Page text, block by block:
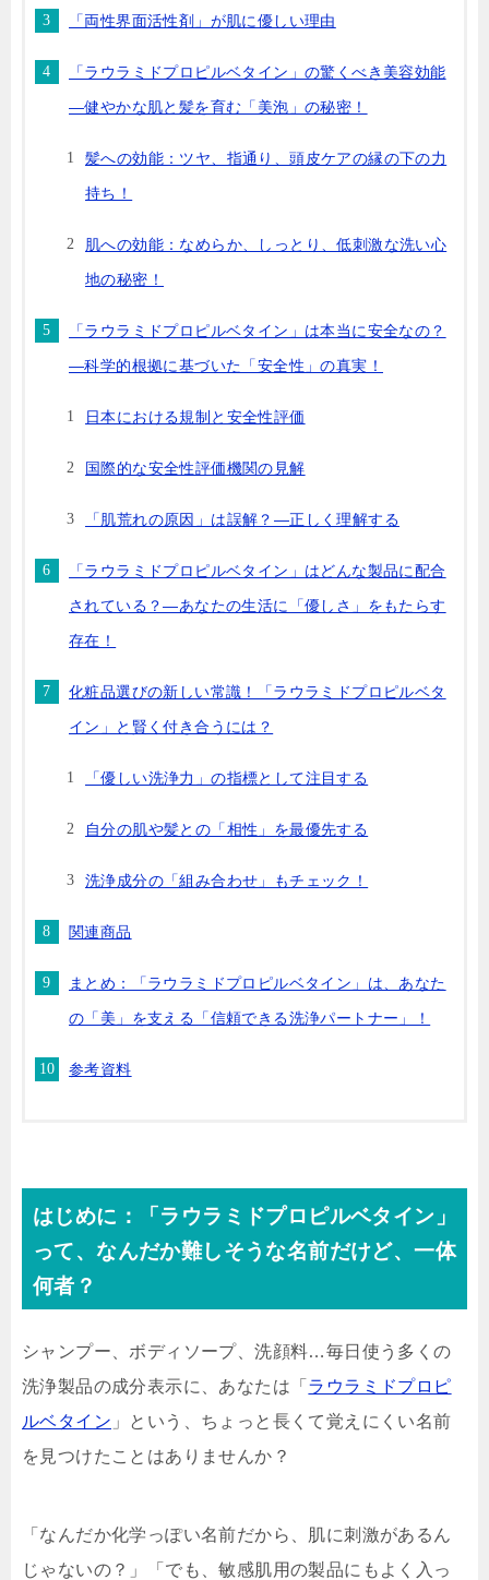
「両性界面活性剤」が肌に優しい理由
「ラウラミドプロピルベタイン」の驚くべき美容効能
—健やかな肌と髪を育む「美泡」の秘密！
髪への効能：ツヤ、指通り、頭皮ケアの縁の下の力
持ち！
肌への効能：なめらか、しっとり、低刺激な洗い心
地の秘密！
「ラウラミドプロピルベタイン」は本当に安全なの？
—科学的根拠に基づいた「安全性」の真実！
日本における規制と安全性評価
国際的な安全性評価機関の見解
「肌荒れの原因」は誤解？—正しく理解する
「ラウラミドプロピルベタイン」はどんな製品に配合
されている？—あなたの生活に「優しさ」をもたらす
存在！
化粧品選びの新しい常識！「ラウラミドプロピルベタ
イン」と賢く付き合うには？
「優しい洗浄力」の指標として注目する
自分の肌や髪との「相性」を最優先する
洗浄成分の「組み合わせ」もチェック！
関連商品
まとめ：「ラウラミドプロピルベタイン」は、あなた
の「美」を支える「信頼できる洗浄パートナー」！
参考資料
はじめに：「ラウラミドプロピルベタイン」
って、なんだか難しそうな名前だけど、一体
何者？
シャンプー、ボディソープ、洗顔料…毎日使う多くの
洗浄製品の成分表示に、あなたは「 ラウラミドプロピ
ルベタイン 」という、ちょっと長くて覚えにくい名前
を見つけたことはありませんか？
「なんだか化学っぽい名前だから、肌に刺激があるん
じゃないの？」「でも、敏感肌用の製品にもよく入っ